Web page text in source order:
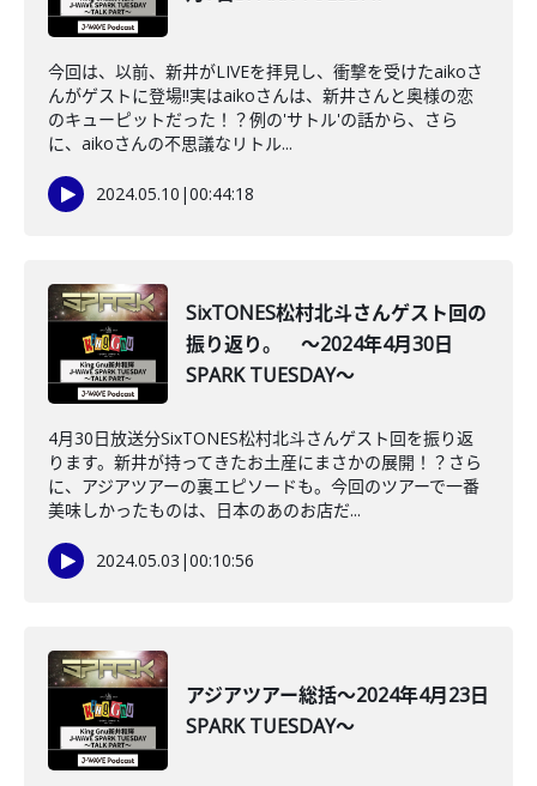
今回は、以前、新井がLIVEを拝見し、衝撃を受けたaikoさ
んがゲストに登場‼実はaikoさんは、新井さんと奥様の恋
のキューピットだった！？例の'サトル'の話から、さら
に、aikoさんの不思議なリトル...
2024.05.10 |00:44:18
SixTONES松村北斗さんゲスト回の
振り返り。 ～2024年4月30日
SPARK TUESDAY～
4月30日放送分SixTONES松村北斗さんゲスト回を振り返
ります。新井が持ってきたお土産にまさかの展開！？さら
に、アジアツアーの裏エピソードも。今回のツアーで一番
美味しかったものは、日本のあのお店だ...
2024.05.03 |00:10:56
アジアツアー総括～2024年4月23日
SPARK TUESDAY～